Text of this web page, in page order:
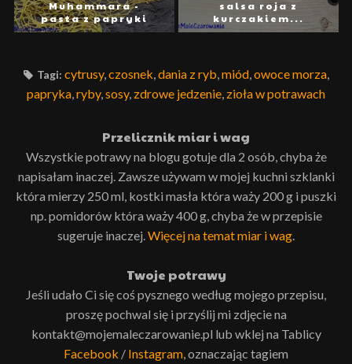
Muhammara -
pasta z papryki
salsa roja z
kurczakiem...
Tagi: cytrusy, czosnek dania z ryb miód, owoce morza,
papryka ryby, sosy, zdrowe jedzenie zioła w potrawach
Przelicznik miar i wag
Wszystkie potrawy na blogu gotuje dla 2 osób, chyba że
napisałam inaczej. Zawsze używam w mojej kuchni szklanki
która mierzy 250 ml, kostki masła która waży 200 g i puszki
np. pomidorów która waży 400 g, chyba że w przepisie
sugeruje inaczej. Więcej na temat miar i wag
Twoje potrawy
Jeśli udało Ci się coś pysznego według mojego przepisu,
proszę pochwal się i przyślij mi zdjęcie na
kontakt@mojemaleczarowanie.pl lub wklej na Tablicy
Facebook / Instagram , oznaczając tagiem